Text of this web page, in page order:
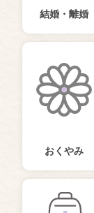
結婚・離婚
おくやみ